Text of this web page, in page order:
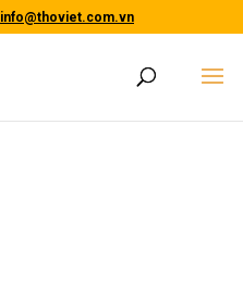
info@thoviet.com.vn